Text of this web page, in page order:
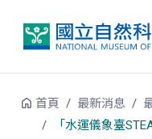
首頁 最新消息
「水運儀象臺